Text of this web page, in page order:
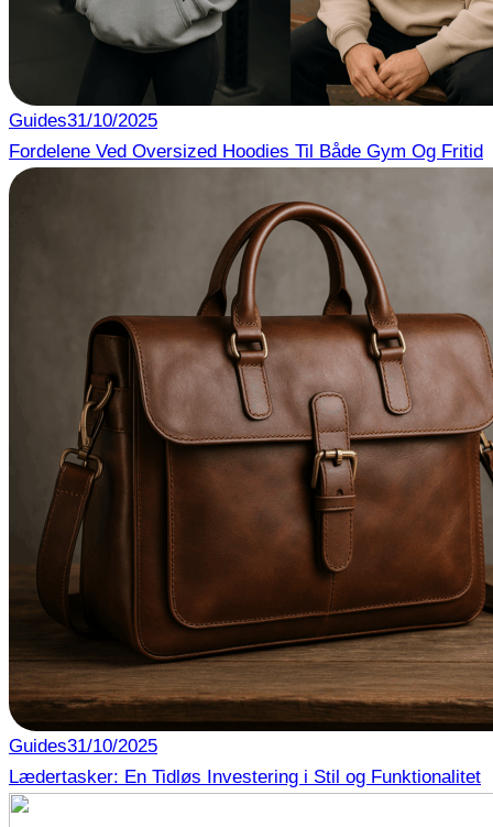
Guides31/10/2025
Fordelene Ved Oversized Hoodies Til Både Gym Og Fritid
Guides31/10/2025
Lædertasker: En Tidløs Investering i Stil og Funktionalitet